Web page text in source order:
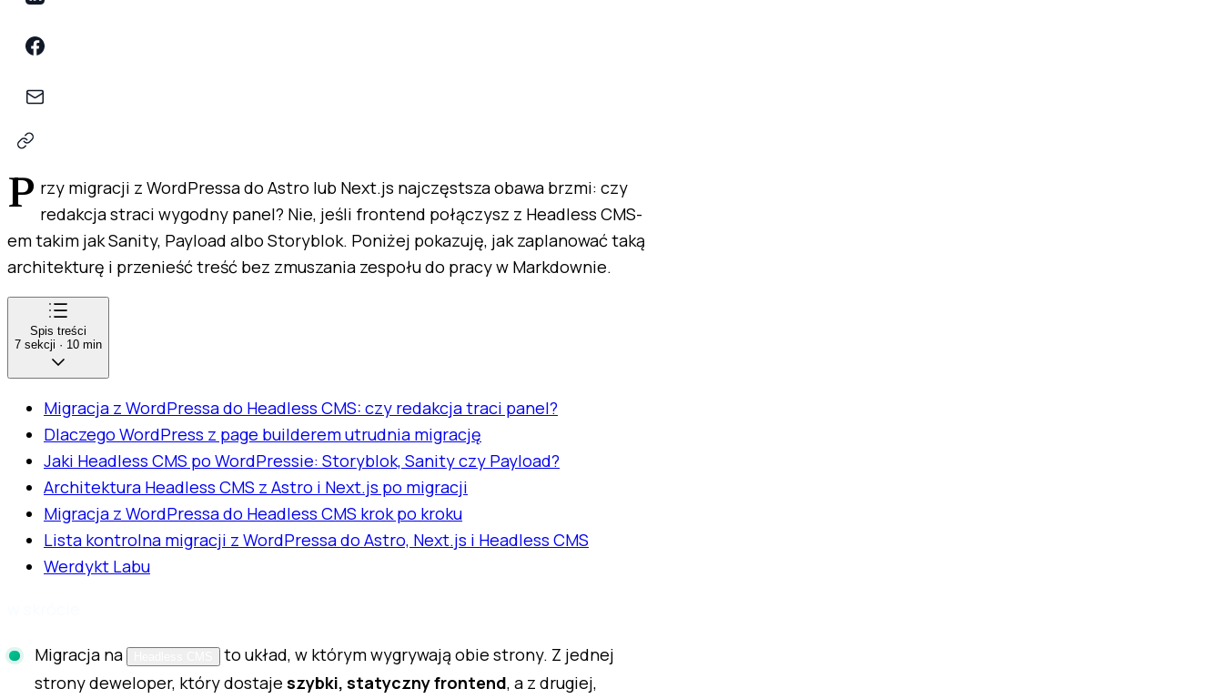
Przy migracji z WordPressa do Astro lub Next.js najczęstsza obawa brzmi: czy redakcja straci wygodny panel? Nie, jeśli frontend połączysz z Headless CMS-
em takim jak Sanity, Payload albo Storyblok. Poniżej pokazuję, jak zaplanować taką
architekturę i przenieść treść bez zmuszania zespołu do pracy w Markdownie.
Spis treści
7 sekcji · 10 min
Migracja z WordPressa do Headless CMS: czy redakcja traci panel?
Dlaczego WordPress z page builderem utrudnia migrację
Jaki Headless CMS po WordPressie: Storyblok, Sanity czy Payload?
Architektura Headless CMS z Astro i Next.js po migracji
Migracja z WordPressa do Headless CMS krok po kroku
Lista kontrolna migracji z WordPressa do Astro, Next.js i Headless CMS
Werdykt Labu
Migracja na
to układ, w którym wygrywają obie strony. Z jednej
strony deweloper, który dostajeszybki, statyczny frontend, a z drugiej,